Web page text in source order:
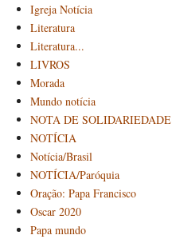
Igreja Notícia
Literatura
Literatura...
LIVROS
Morada
Mundo notícia
NOTA DE SOLIDARIEDADE
NOTÍCIA
Notícia/Brasil
NOTÍCIA/Paróquia
Oração: Papa Francisco
Oscar 2020
Papa mundo